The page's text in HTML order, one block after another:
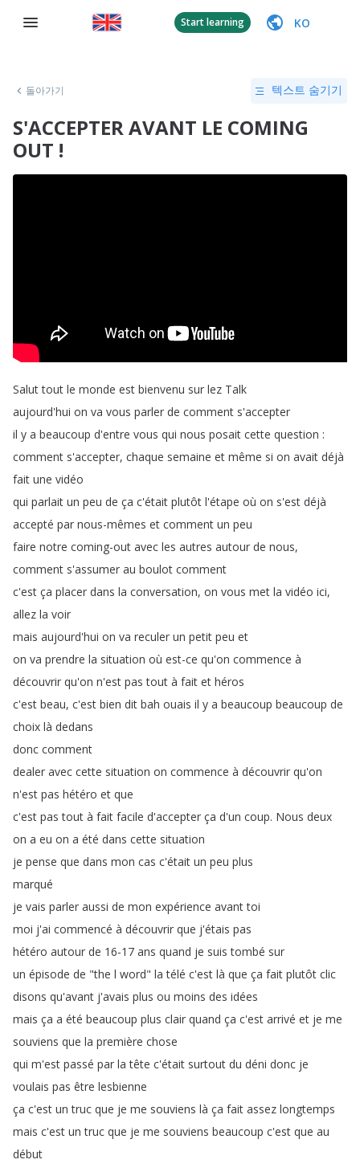
Start learning KO
돌아가기 텍스트 숨기기
S'ACCEPTER AVANT LE COMING
OUT !
Salut tout le monde est bienvenu sur lez Talk
aujourd'hui on va vous parler de comment s'accepter
il y a beaucoup d'entre vous qui nous posait cette question :
comment s'accepter, chaque semaine et même si on avait déjà
fait une vidéo
qui parlait un peu de ça c'était plutôt l'étape où on s'est déjà
accepté par nous-mêmes et comment un peu
faire notre coming-out avec les autres autour de nous,
comment s'assumer au boulot comment
c'est ça placer dans la conversation, on vous met la vidéo ici,
allez la voir
mais aujourd'hui on va reculer un petit peu et
on va prendre la situation où est-ce qu'on commence à
découvrir qu'on n'est pas tout à fait et héros
c'est beau, c'est bien dit bah ouais il y a beaucoup beaucoup de
choix là dedans
donc comment
dealer avec cette situation on commence à découvrir qu'on
n'est pas hétéro et que
c'est pas tout à fait facile d'accepter ça d'un coup. Nous deux
on a eu on a été dans cette situation
je pense que dans mon cas c'était un peu plus
marqué
je vais parler aussi de mon expérience avant toi
moi j'ai commencé à découvrir que j'étais pas
hétéro autour de 16-17 ans quand je suis tombé sur
un épisode de "the l word" la télé c'est là que ça fait plutôt clic
disons qu'avant j'avais plus ou moins des idées
mais ça a été beaucoup plus clair quand ça c'est arrivé et je me
souviens que la première chose
qui m'est passé par la tête c'était surtout du déni donc je
voulais pas être lesbienne
ça c'est un truc que je me souviens là ça fait assez longtemps
mais c'est un truc que je me souviens beaucoup c'est que au
début